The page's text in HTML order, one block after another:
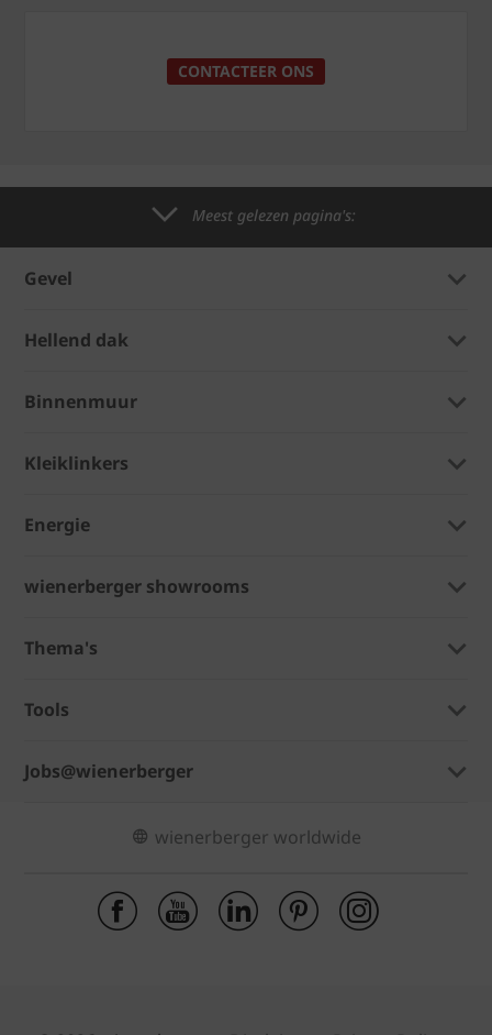
CONTACTEER ONS
Meest gelezen pagina's:
Gevel
Hellend dak
Binnenmuur
Kleiklinkers
Energie
wienerberger showrooms
Thema's
Tools
Jobs@wienerberger
wienerberger worldwide